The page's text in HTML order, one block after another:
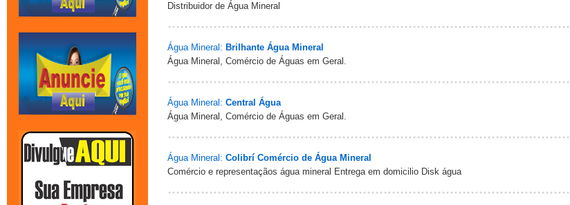
Distribuidor de Água Mineral
Água Mineral: Brilhante Água Mineral
Água Mineral, Comércio de Águas em Geral.
Água Mineral: Central Água
Água Mineral, Comércio de Águas em Geral.
Água Mineral: Colibrí Comércio de Água Mineral
Comércio e representaçãos água mineral Entrega em domicilio Disk água